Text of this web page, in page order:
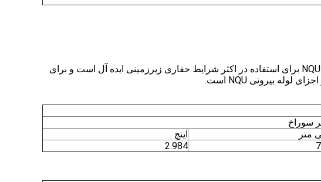
Roschen لوله هسته استاندارد NQU NWL-U را برای استفاده با میله های NQ/NRQ/NT ارائه می دهد.بشکه هسته NQU برای استفاده در اکثر شرایط حفاری زیرزمینی ایده آل است و برای
سوراخ
متر
اینچ
2.984